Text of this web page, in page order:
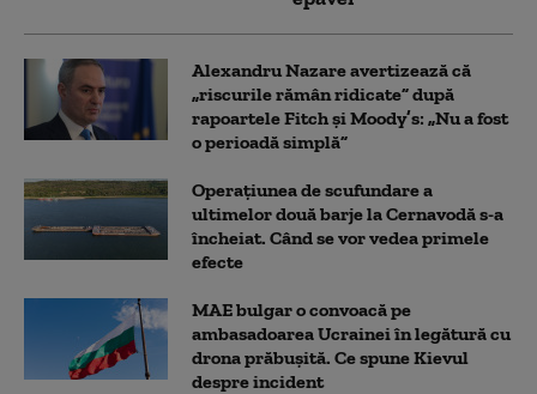
Alexandru Nazare avertizează că
„riscurile rămân ridicate” după
rapoartele Fitch și Moody’s: „Nu a fost
o perioadă simplă”
Operațiunea de scufundare a
ultimelor două barje la Cernavodă s-a
încheiat. Când se vor vedea primele
efecte
MAE bulgar o convoacă pe
ambasadoarea Ucrainei în legătură cu
drona prăbuşită. Ce spune Kievul
despre incident